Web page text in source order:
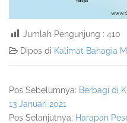
Jumlah Pengunjung : 410
Dipos di Kalimat Bahagia
Pos Sebelumnya: Berbagi di
13 Januari 2021
Pos Selanjutnya: Harapan